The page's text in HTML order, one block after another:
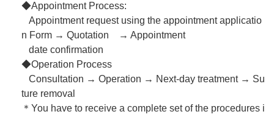
◆Appointment Process:
Appointment request using the appointment applicatio
n Form → Quotation → Appointment
date confirmation
◆Operation Process
Consultation → Operation → Next-day treatment → Su
ture removal
＊You have to receive a complete set of the procedures i